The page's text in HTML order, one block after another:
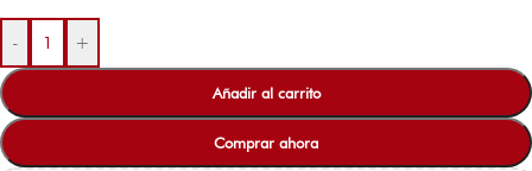
- +
Añadir al carrito
Comprar ahora